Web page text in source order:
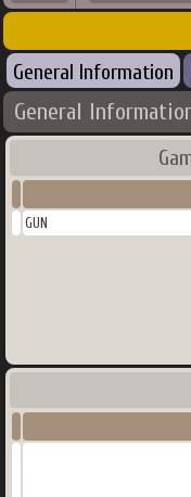
General Information
General
GUN